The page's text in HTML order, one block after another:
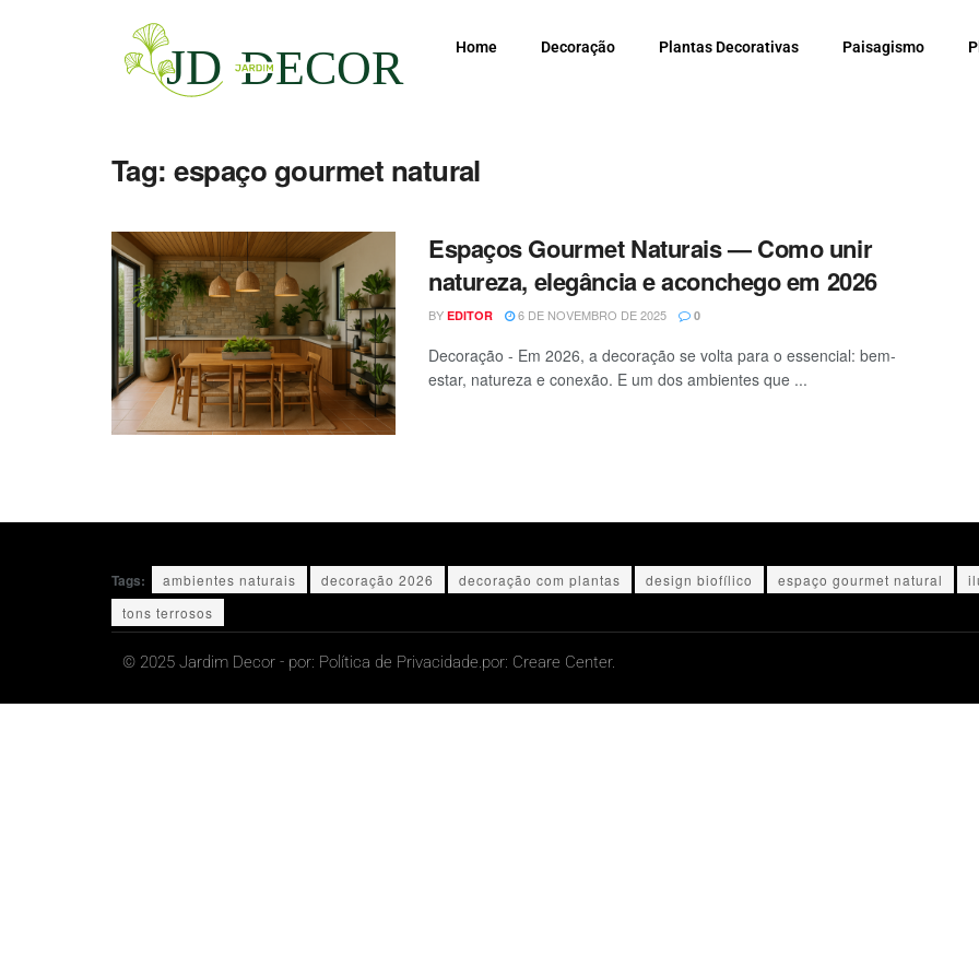
Home Decoração Plantas Decorativas Paisagismo
Tag:espaço gourmet natural
Espaços Gourmet Naturais — Como unir
natureza, elegância e aconchego em 2026
BY EDITOR 6 DE NOVEMBRO DE 2025 0
Decoração - Em 2026, a decoração se volta para o essencial: bem-
estar, natureza e conexão. E um dos ambientes que ...
Tags: ambientes naturais decoração 2026 decoração com plantas design biofílico espaço gourmet natural
tons terrosos
© 2025 Jardim Decor - por: Política de Privacidade.por: Creare Center.